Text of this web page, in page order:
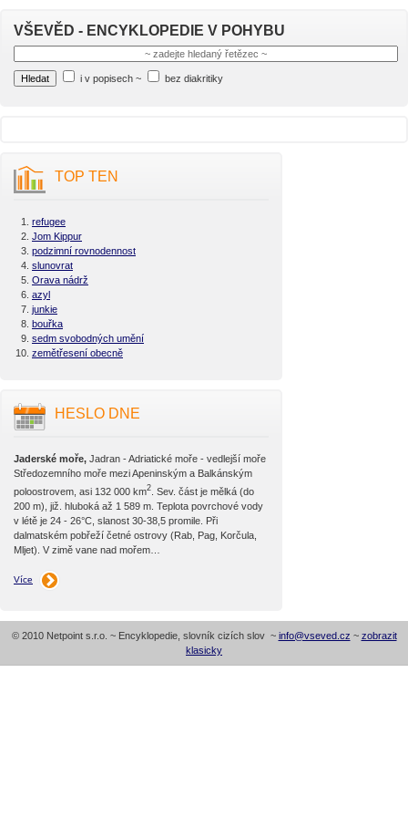
VŠEVĚD - ENCYKLOPEDIE V POHYBU
i v popisech ~ bez diakritiky
TOP TEN
refugee
Jom Kippur
podzimní rovnodennost
slunovrat
Orava nádrž
azyl
junkie
bouřka
sedm svobodných umění
zemětřesení obecně
HESLO DNE
Jaderské moře, Jadran - Adriatické moře - vedlejší moře
Středozemního moře mezi Apeninským a Balkánským
poloostrovem, asi 132 000 km2 . Sev. část je mělká (do
200 m), již. hluboká až 1 589 m. Teplota povrchové vody
v létě je 24 - 26°C, slanost 30-38,5 promile. Při
dalmatském pobřeží četné ostrovy (Rab, Pag, Korčula,
Mljet). V zimě vane nad mořem…
Více
© 2010 Netpoint s.r.o. ~ Encyklopedie, slovník cizích slov ~ info@vseved.cz ~ zobrazit
klasicky